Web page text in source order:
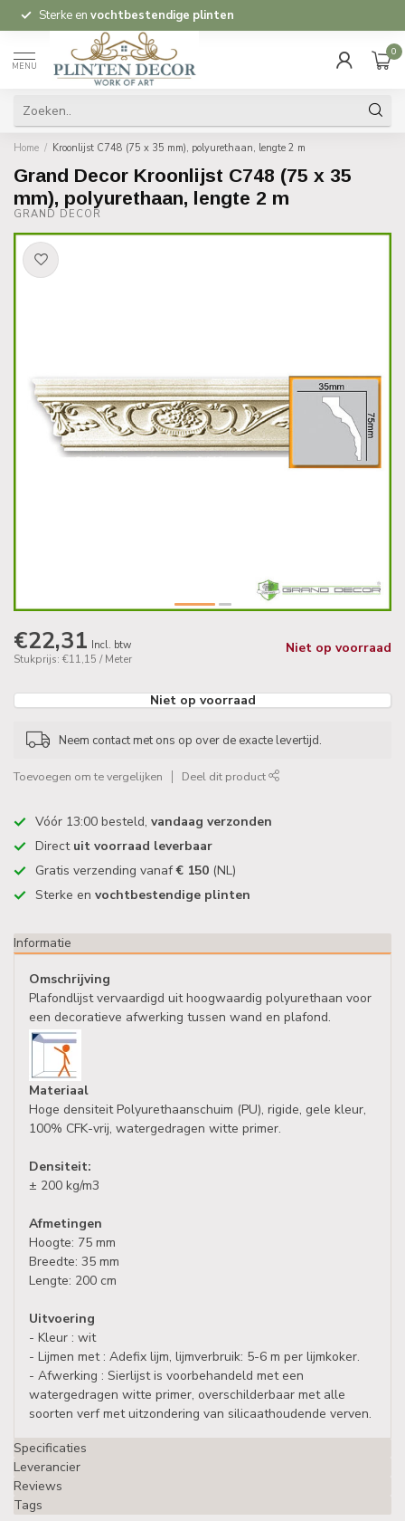
Sterke en vochtbestendige plinten
MENU
0
Home / Kroonlijst C748 (75 x 35 mm), polyurethaan, lengte 2 m
Grand Decor Kroonlijst C748 (75 x 35
mm), polyurethaan, lengte 2 m
GRAND DECOR
€22,31 Incl. btw
Stukprijs: €11,15 / Meter
Niet op voorraad
Niet op voorraad
Neem contact met ons op over de exacte levertijd.
Toevoegen om te vergelijken Deel dit product
Vóór 13:00 besteld, vandaag verzonden
Direct uit voorraad leverbaar
Gratis verzending vanaf€ 150 (NL)
Sterke en vochtbestendige plinten
Informatie
Omschrijving
Plafondlijst vervaardigd uit hoogwaardig polyurethaan voor
een decoratieve afwerking tussen wand en plafond.
Materiaal
Hoge densiteit Polyurethaanschuim (PU), rigide, gele kleur,
100% CFK-vrij, watergedragen witte primer.
Densiteit:
± 200 kg/m3
Afmetingen
Hoogte: 75 mm
Breedte: 35 mm
Lengte: 200 cm
Uitvoering
- Kleur : wit
- Lijmen met : Adefix lijm, lijmverbruik: 5-6 m per lijmkoker.
- Afwerking : Sierlijst is voorbehandeld met een
watergedragen witte primer, overschilderbaar met alle
soorten verf met uitzondering van silicaathoudende verven.
Specificaties
Leverancier
Reviews
Tags